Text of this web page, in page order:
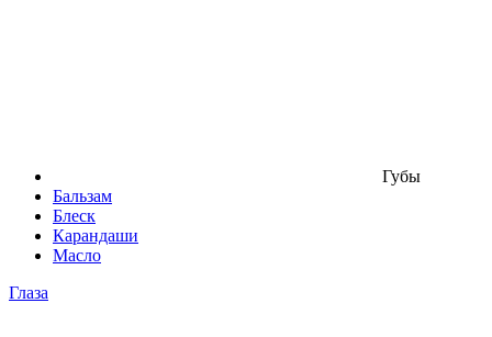
Губы
Бальзам
Блеск
Карандаши
Масло
Глаза